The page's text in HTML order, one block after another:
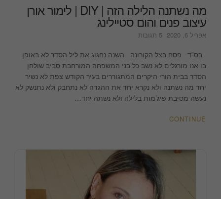
מה נשתנה הלילה הזה | DIY | לימור אורן
עיצוב פנים והום סטיילינג
אפריל 6, 2020 5 תגובות
נשתנה
הלילה
הזה
DIY
|
והום
סטיילינג
בס”ד פסח בצל הקורונה השנה נחגוג את ליל הסדר לא באופן
בו אנו מורגלים לא נשב כל בני המשפחה המורחבת סביב שולחן
הסדר בבית הורי היקרים המתגוררים בעיר הקודש צפת לא נשיר
יחד מה נשתנה ולא נקרא יחד את ההגדה לא נתחבק ולא נתנשק לא
נעשה מסיבת פיג’מות בלילה ולא נשתה יחד…
CONTINUE